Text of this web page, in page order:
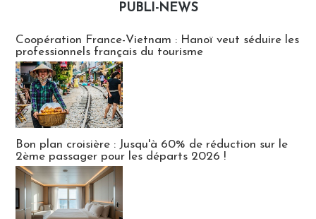
PUBLI-NEWS
Coopération France-Vietnam : Hanoï veut séduire les
professionnels français du tourisme
Bon plan croisière : Jusqu'à 60% de réduction sur le
2ème passager pour les départs 2026 !